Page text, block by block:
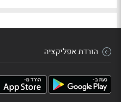
הורדת אפליקציה